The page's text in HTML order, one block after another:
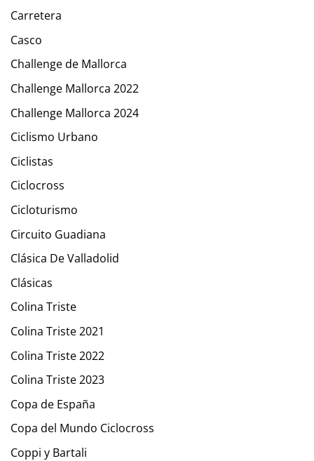
Carretera
Casco
Challenge de Mallorca
Challenge Mallorca 2022
Challenge Mallorca 2024
Ciclismo Urbano
Ciclistas
Ciclocross
Cicloturismo
Circuito Guadiana
Clásica De Valladolid
Clásicas
Colina Triste
Colina Triste 2021
Colina Triste 2022
Colina Triste 2023
Copa de España
Copa del Mundo Ciclocross
Coppi y Bartali